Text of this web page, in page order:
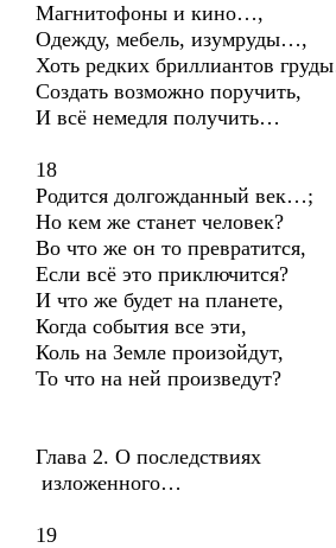
Магнитофоны и кино…,
Одежду, мебель, изумруды…,
Хоть редких бриллиантов
Создать возможно поручить,
И всё немедля получить…
18
Родится долгожданный век…;
Но кем же станет человек?
Во что же он то превратится,
Если всё это приключится?
И что же будет на планете,
Когда события все эти,
Коль на Земле произойдут,
То что на ней произведут?
Глава 2. О последствиях
изложенного…
19